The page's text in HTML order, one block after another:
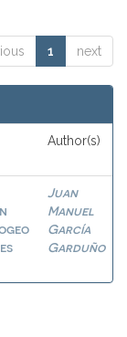
1 next
Author(s)
Juan
Manuel
García
Garduño